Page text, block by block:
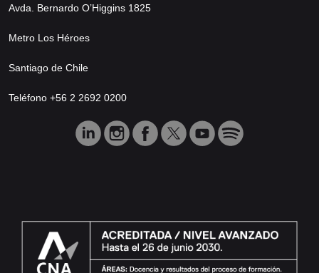
Avda. Bernardo O’Higgins 1825
Metro Los Héroes
Santiago de Chile
Teléfono +56 2 2692 0200